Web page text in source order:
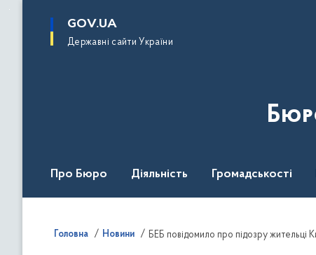
основного
GOV.UA
Державні сайти України
Про Бюро Діяльність Громадськості
Головна Новини БЕБ повідомило про підозру жительці